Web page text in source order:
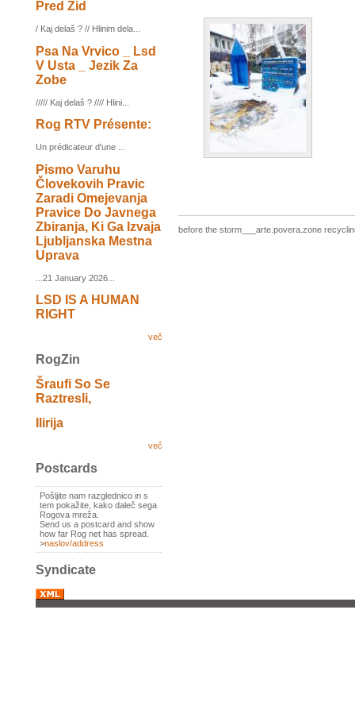
Pred Zid
/ Kaj delaš ? // Hlinim dela...
Psa Na Vrvico _ Lsd
V Usta _ Jezik Za
Zobe
///// Kaj delaš ? //// Hlini...
Rog RTV Présente:
Un prédicateur d'une ...
Pismo Varuhu
Človekovih Pravic
Zaradi Omejevanja
Pravice Do Javnega
Zbiranja, Ki Ga Izvaja
Ljubljanska Mestna
Uprava
...21 January 2026...
LSD IS A HUMAN
RIGHT
več
RogZin
Šraufi So Se
Raztresli,
Ilirija
več
Postcards
Pošljite nam razglednico in s
tem pokažite, kako daleč sega
Rogova mreža.
Send us a postcard and show
how far Rog net has spread.
>naslov/address
Syndicate
before the storm___arte.povera.zone